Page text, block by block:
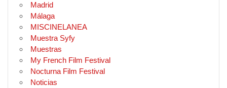
Madrid
Málaga
MISCINELANEA
Muestra Syfy
Muestras
My French Film Festival
Nocturna Film Festival
Noticias